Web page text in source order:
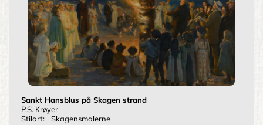
Sankt Hansblus på Skagen strand
P.S. Krøyer
Stilart:
Skagensmalerne